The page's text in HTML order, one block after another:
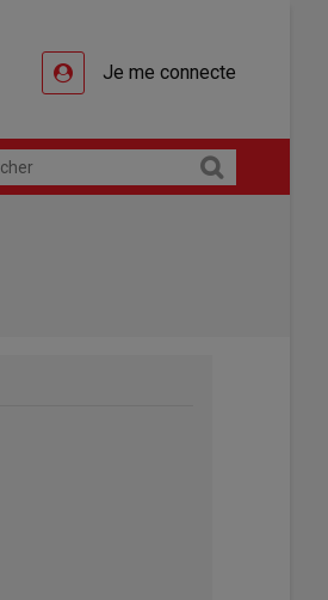
Je me connecte